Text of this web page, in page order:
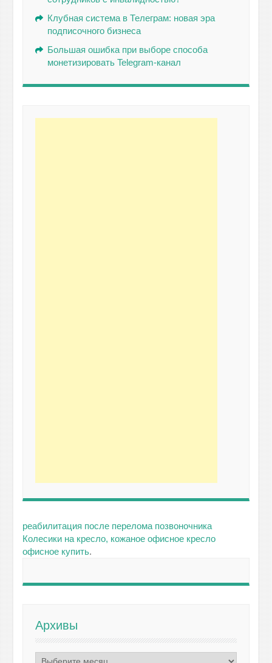
Клубная система в Телеграм: новая эра
подписочного бизнеса
Большая ошибка при выборе способа
монетизировать Telegram-канал
реабилитация после перелома позвоночника
Колесики на кресло, кожаное офисное кресло
офисное купить.
Архивы
Архивы